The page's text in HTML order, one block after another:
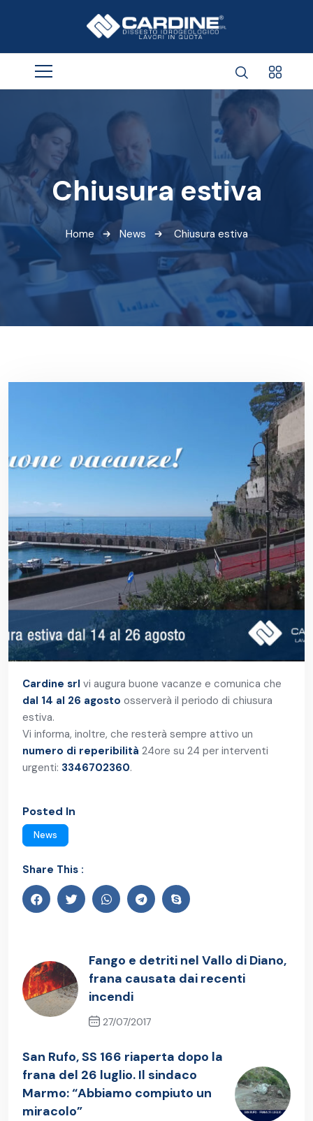
Chiusura estiva
Home News Chiusura estiva
Cardine srl vi augura buone vacanze e comunica che
dal 14 al 26 agosto osserverà il periodo di chiusura
estiva.
Vi informa, inoltre, che resterà sempre attivo un
numero di reperibilità 24ore su 24 per interventi
urgenti: 3346702360.
Posted In
News
Share This :
Fango e detriti nel Vallo di Diano,
frana causata dai recenti
incendi
27/07/2017
San Rufo, SS 166 riaperta dopo la
frana del 26 luglio. Il sindaco
Marmo: “Abbiamo compiuto un
miracolo”